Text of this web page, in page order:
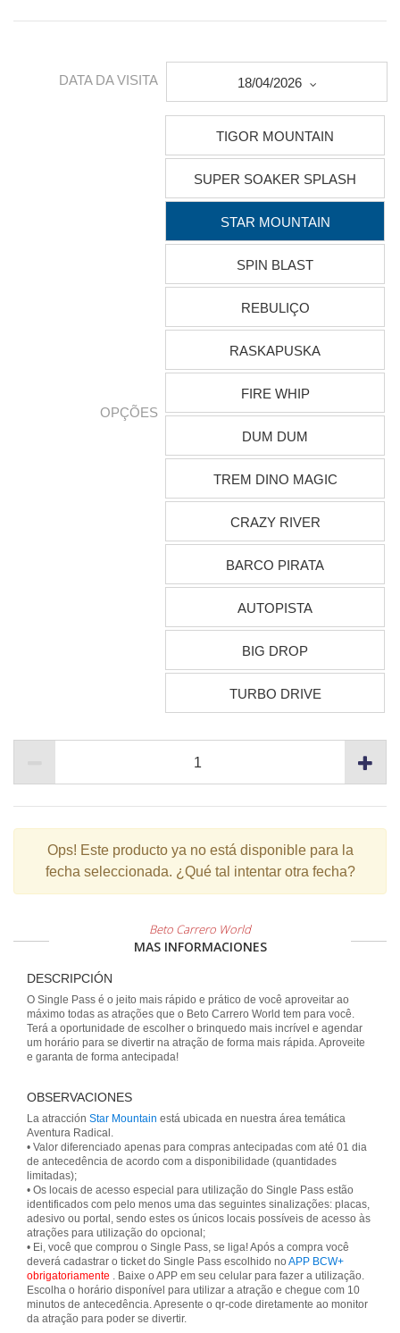
DATA DA VISITA 18/04/2026
OPÇÕES
TIGOR MOUNTAIN
SUPER SOAKER SPLASH
STAR MOUNTAIN
SPIN BLAST
REBULIÇO
RASKAPUSKA
FIRE WHIP
DUM DUM
TREM DINO MAGIC
CRAZY RIVER
BARCO PIRATA
AUTOPISTA
BIG DROP
TURBO DRIVE
Ops! Este producto ya no está disponible para la
fecha seleccionada. ¿Qué tal intentar otra fecha?
Beto Carrero World
MAS INFORMACIONES
DESCRIPCIÓN
O Single Pass é o jeito mais rápido e prático de você aproveitar ao
máximo todas as atrações que o Beto Carrero World tem para você.
Terá a oportunidade de escolher o brinquedo mais incrível e agendar
um horário para se divertir na atração de forma mais rápida. Aproveite
e garanta de forma antecipada!
OBSERVACIONES
La atracción Star Mountain está ubicada en nuestra área temática
Aventura Radical.
• Valor diferenciado apenas para compras antecipadas com até 01 dia
de antecedência de acordo com a disponibilidade (quantidades
limitadas);
• Os locais de acesso especial para utilização do Single Pass estão
identificados com pelo menos uma das seguintes sinalizações: placas,
adesivo ou portal, sendo estes os únicos locais possíveis de acesso às
atrações para utilização do opcional;
• Ei, você que comprou o Single Pass, se liga! Após a compra você
deverá cadastrar o ticket do Single Pass escolhido no APP BCW+
obrigatoriamente . Baixe o APP em seu celular para fazer a utilização.
Escolha o horário disponível para utilizar a atração e chegue com 10
minutos de antecedência. Apresente o qr-code diretamente ao monitor
da atração para poder se divertir.